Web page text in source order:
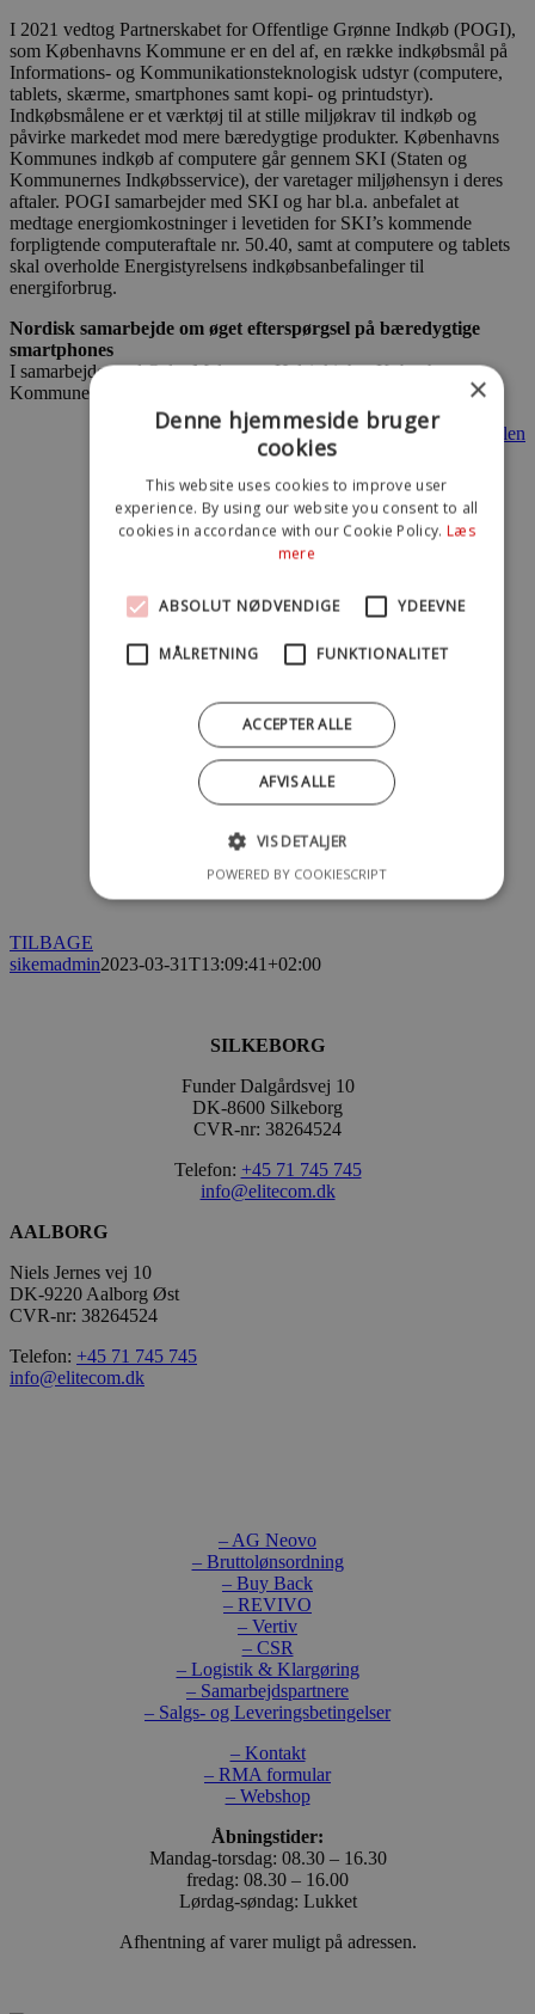
I 2021 vedtog Partnerskabet for Offentlige Grønne Indkøb (POGI),
som Københavns Kommune er en del af, en række indkøbsmål på
Informations- og Kommunikationsteknologisk udstyr (computere,
tablets, skærme, smartphones samt kopi- og printudstyr).
Indkøbsmålene er et værktøj til at stille miljøkrav til indkøb og
påvirke markedet mod mere bæredygtige produkter. Københavns
Kommunes indkøb af computere går gennem SKI (Staten og
Kommunernes Indkøbsservice), der varetager miljøhensyn i deres
aftaler. POGI samarbejder med SKI og har bl.a. anbefalet at
medtage energiomkostninger i levetiden for SKI’s kommende
forpligtende computeraftale nr. 50.40, samt at computere og tablets
skal overholde Energistyrelsens indkøbsanbefalinger til
energiforbrug.
Nordisk samarbejde om øget efterspørgsel på bæredygtige
smartphones
I samarbejde med Oslo, Malmø og Helsinki, har Københavns
Kommune deltaget i et nordisk……
Læs hele artiklen
”Vi er utrolig glade for, at vi har haft muligheden
for at afprøve gen-producerede computere, da det
er et marked, vi følger tæt. Vores erfaring er dog,
at man udover de nævnte miljøgevinster også bør
vurdere omkostningerne i et livscyklusperspektiv,
stadig udviklingspotentiale for gen-producerede
computere og andet IT-udstyr.”
Bjarne Flyvholm, Chefkonsulent Koncern IT,
TILBAGE
sikemadmin2023-03-31T13:09:41+02:00
SILKEBORG
Funder Dalgårdsvej 10
DK-8600 Silkeborg
CVR-nr: 38264524
Telefon: +45 71 745 745
info@elitecom.dk
AALBORG
Niels Jernes vej 10
DK-9220 Aalborg Øst
CVR-nr: 38264524
Telefon: +45 71 745 745
info@elitecom.dk
– AG Neovo
– Bruttolønsordning
– Buy Back
– REVIVO
– Vertiv
– CSR
– Logistik & Klargøring
– Samarbejdspartnere
– Salgs- og Leveringsbetingelser
– Kontakt
– RMA formular
– Webshop
Åbningstider:
Mandag-torsdag: 08.30 – 16.30
fredag: 08.30 – 16.00
Lørdag-søndag: Lukket
Afhentning af varer muligt på adressen.
×
Denne hjemmeside bruger
cookies
This website uses cookies to improve user
experience. By using our website you consent to all
cookies in accordance with our Cookie Policy. Læs
mere
ABSOLUT NØDVENDIGE YDEEVNE
MÅLRETNING FUNKTIONALITET
ACCEPTER ALLE
AFVIS ALLE
VIS DETALJER
POWERED BY COOKIESCRIPT